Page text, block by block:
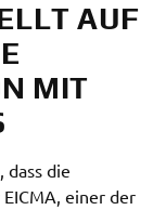
AUF
MIT
dass die
einer der